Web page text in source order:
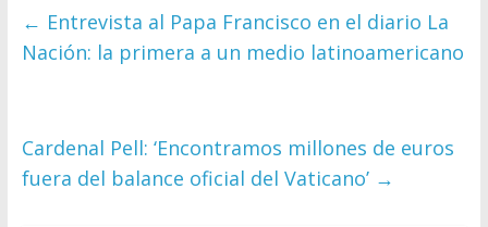
← Entrevista al Papa Francisco en el diario La
Nación: la primera a un medio latinoamericano
Cardenal Pell: ‘Encontramos millones de euros
fuera del balance oficial del Vaticano’ →